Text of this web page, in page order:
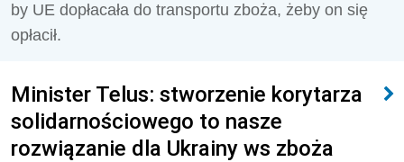
by UE dopłacała do transportu zboża, żeby on się
opłacił.
Minister Telus: stworzenie korytarza
solidarnościowego to nasze
rozwiązanie dla Ukrainy ws zboża